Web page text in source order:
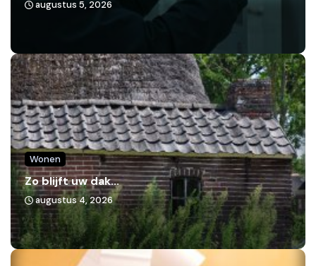
augustus 5, 2026
Wonen
Zo blijft uw dak...
augustus 4, 2026